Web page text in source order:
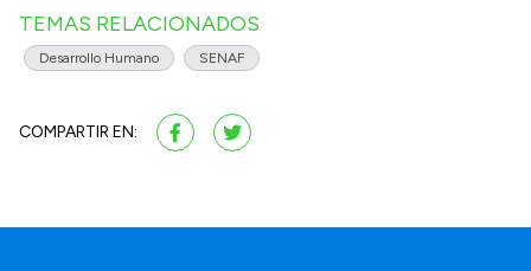
TEMAS RELACIONADOS
Desarrollo Humano SENAF
COMPARTIR EN: